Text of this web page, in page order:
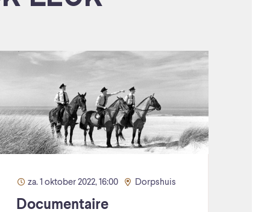
za. 1 oktober 2022, 16:00 Dorpshuis
Documentaire